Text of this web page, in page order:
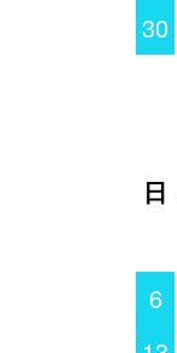
30
日
6